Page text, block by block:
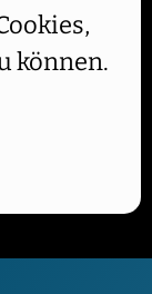
können.